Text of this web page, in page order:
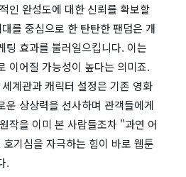
인 완성도에 대한 신뢰를 확보할
를 중심으로 한 탄탄한 팬덤은 개
팅 효과를 불러일으킵니다. 이는
이어질 가능성이 높다는 의미죠.
계관과 캐릭터 설정은 기존 영화
운 상상력을 선사하며 관객들에게
작을 이미 본 사람들조차 "과연 어
기심을 자극하는 힘이 바로 웹툰
.